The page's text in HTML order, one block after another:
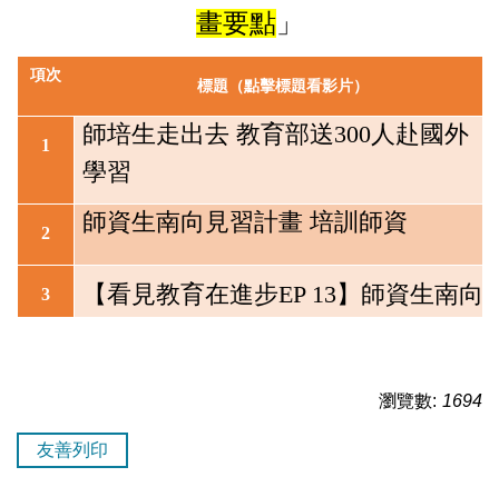
畫要點 」
項次
標題（點擊標題看影片）
1
師培生走出去 教育部送300人赴國外
學習
2 師資生南向見習計畫 培訓師資
3
【看見教育在進步EP 13】師資生南向
瀏覽數: 1694
友善列印